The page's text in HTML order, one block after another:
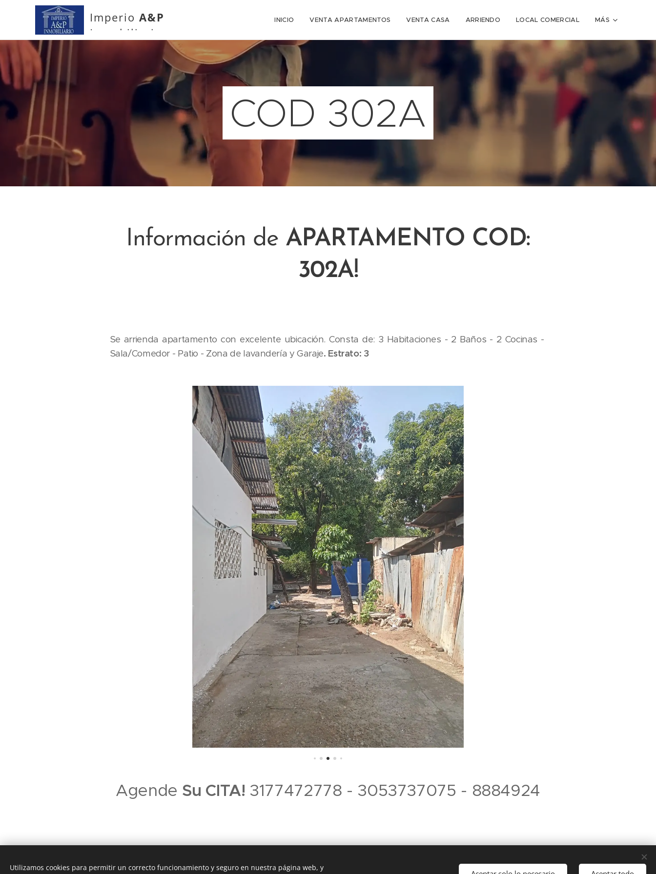
Imperio A&P
Inmobiliario
INICIO VENTA APARTAMENTOS VENTA CASA ARRIENDO LOCAL COMERCIAL MÁS
COD 302A
Información de APARTAMENTO COD:
302A!
Se arrienda apartamento con excelente ubicación. Consta de: 3 Habitaciones - 2 Baños - 2 Cocinas -
Sala/Comedor - Patio - Zona de lavandería y Garaje. Estrato: 3
Agende Su CITA! 3177472778 - 3053737075 - 8884924
Imperio A&P Inmobiliaria. Girardot-Cundinamarca
Utilizamos cookies para permitir un correcto funcionamiento y seguro en nuestra página web, y